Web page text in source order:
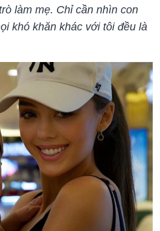
làm mẹ. Chỉ cần nhìn con
khó khăn khác với tôi đều là